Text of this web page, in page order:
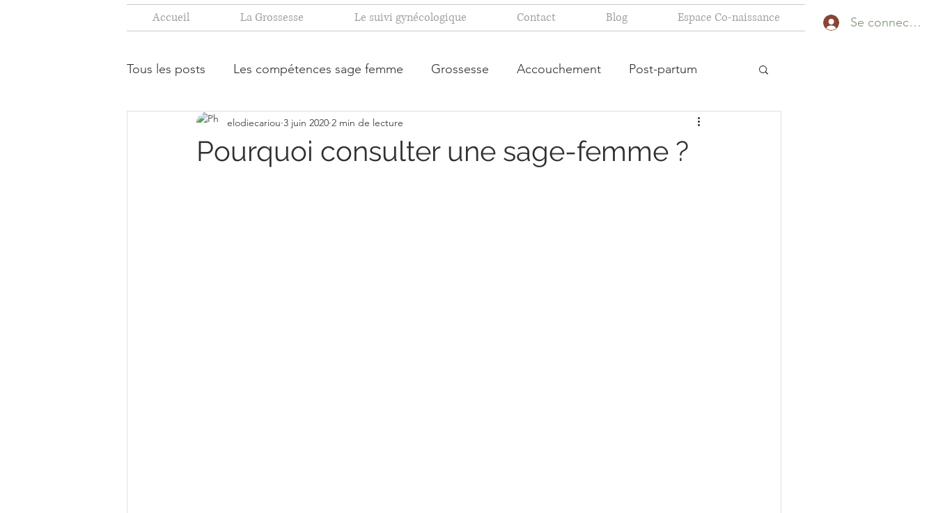
Accueil La Grossesse Le suivi gynécologique Contact Blog Espace Co-naissance Se connecter
Tous les posts Les compétences sage femme Grossesse Accouchement Post-partum
Pourquoi consulter une sage-femme ?
elodiecariou 3 juin 2020 2 min de lecture